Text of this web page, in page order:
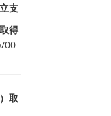
支
得
00
取